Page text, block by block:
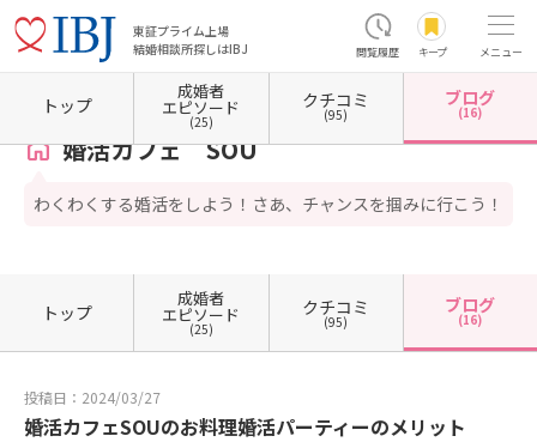
東証プライム上場
結婚相談所探しはIBJ
閲覧履歴 キープ メニュー
ホーム 沖縄県の結婚相談所 婚活カフェ SOU カウンセラーブログ一覧 カウンセラ
婚活カフェ SOU
わくわくする婚活をしよう！さあ、チャンスを掴みに行こう！
トップ
成婚者
エピソード
(25)
クチコミ
(95)
ブログ
(16)
トップ
成婚者
エピソード
(25)
クチコミ
(95)
ブログ
(16)
投稿日：2024/03/27
婚活カフェSOUのお料理婚活パーティーのメリット